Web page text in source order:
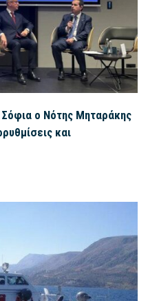
Σόφια ο Νότης Μηταράκης
και